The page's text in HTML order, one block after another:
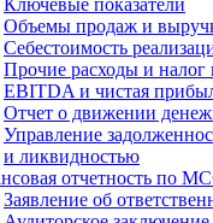
Ключевые показатели
Объемы продаж и
Себестоимость
Прочие расходы и налог
EBITDA и чистая
Отчет о движении
Управление
и ликвидностью
отчетность по
Заявление об